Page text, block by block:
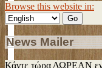
Browse this website in:
News Mailer
Κάντε τώρα ΔΩΡΕΑΝ